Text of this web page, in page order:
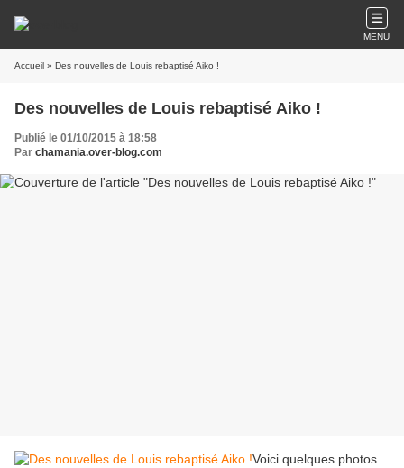
MENU
Accueil » Des nouvelles de Louis rebaptisé Aiko !
Des nouvelles de Louis rebaptisé Aiko !
Publié le 01/10/2015 à 18:58
Par chamania.over-blog.com
Voici quelques photos